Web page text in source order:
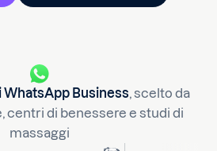
WhatsApp Business, scelto da
centri di benessere e studi di
massaggi